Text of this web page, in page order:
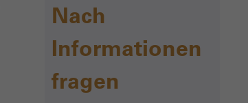
Nach
Informationen
fragen